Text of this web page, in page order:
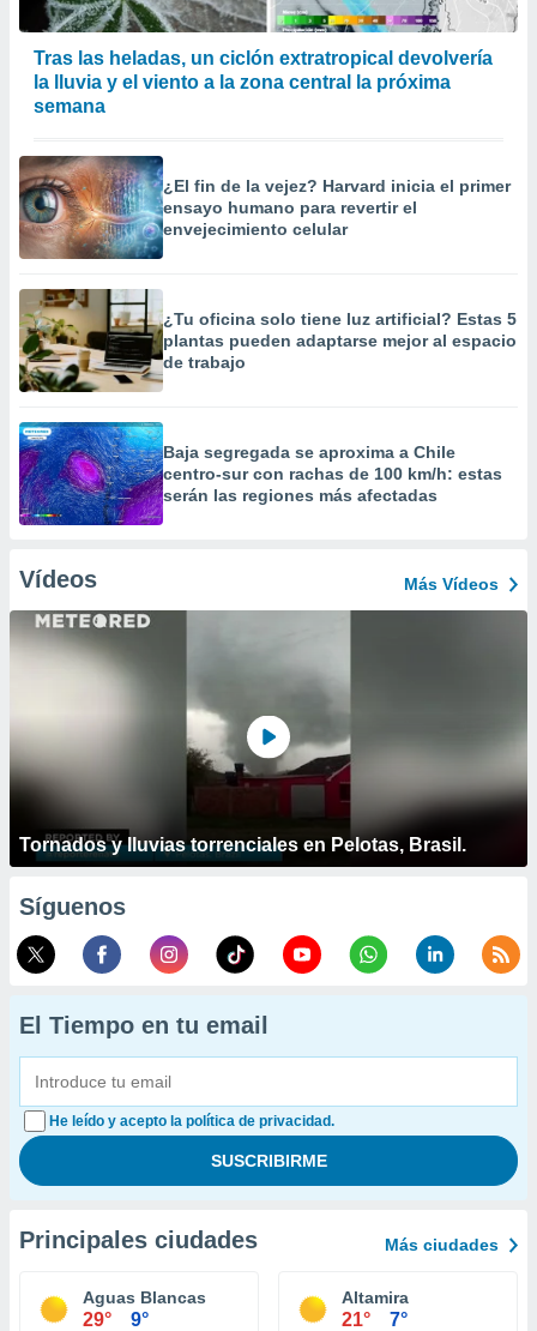
Tras las heladas, un ciclón extratropical devolvería
la lluvia y el viento a la zona central la próxima
semana
¿El fin de la vejez? Harvard inicia el primer
ensayo humano para revertir el
envejecimiento celular
¿Tu oficina solo tiene luz artificial? Estas 5
plantas pueden adaptarse mejor al espacio
de trabajo
Baja segregada se aproxima a Chile
centro-sur con rachas de 100 km/h: estas
serán las regiones más afectadas
Vídeos Más Vídeos
Tornados y lluvias torrenciales en Pelotas, Brasil.
Síguenos
El Tiempo en tu email
He leído y acepto la política de privacidad.
Principales ciudades Más ciudades
Aguas Blancas
29° 9°
Altamira
21° 7°